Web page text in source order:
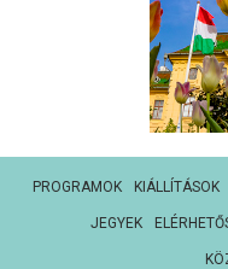
PROGRAMOK KIÁLLÍTÁSOK
JEGYEK